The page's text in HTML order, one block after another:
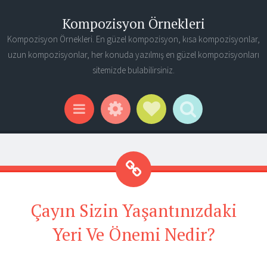
Kompozisyon Örnekleri
Kompozisyon Örnekleri. En güzel kompozisyon, kısa kompozisyonlar,
uzun kompozisyonlar, her konuda yazılmış en güzel kompozisyonları
sitemizde bulabilirsiniz.
Menu WidgetsSocial Links
Search
Çayın Sizin Yaşantınızdaki
Yeri Ve Önemi Nedir?